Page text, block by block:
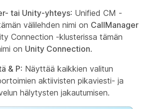
tai Unity-yhteys: Unified CM -
välilehden nimi on CallManager
Connection -klusterissa tämän
on Unity Connection.
& P: Näyttää kaikkien valitun
aktiivisten pikaviesti- ja
hälytysten jakautumisen.